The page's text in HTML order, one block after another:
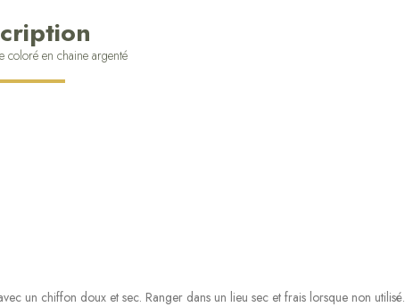
coloré en chaine argenté
un chiffon doux et sec. Ranger dans un lieu sec et frais lorsque non utilisé.